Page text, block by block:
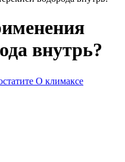
внутрь?
О климаксе